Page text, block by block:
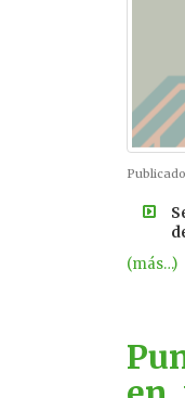
(más…)